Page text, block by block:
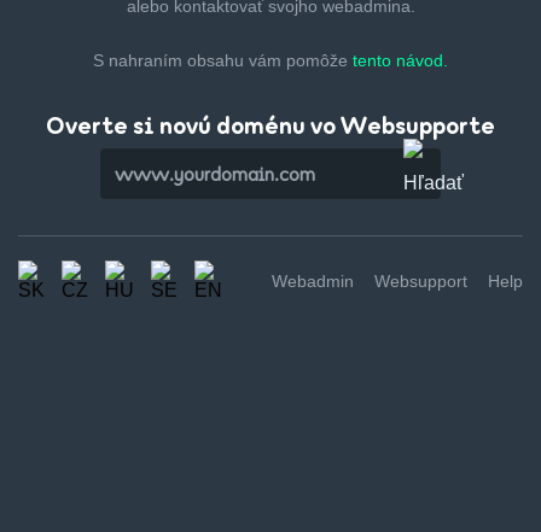
alebo kontaktovať svojho webadmina.
S nahraním obsahu vám pomôže tento návod.
Overte si novú doménu vo Websupporte
Webadmin Websupport Help